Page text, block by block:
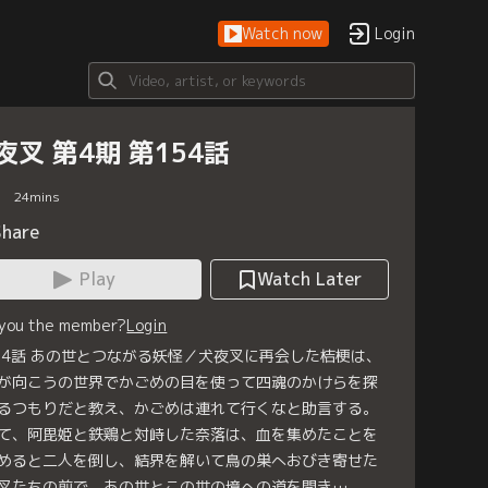
Watch now Login
叉 第4期 第154話
24mins
Play
Watch Later
the member?Login
話 あの世とつながる妖怪／犬夜叉に再会した桔梗は、
向こうの世界でかごめの目を使って四魂のかけらを探
つもりだと教え、かごめは連れて行くなと助言する。
、阿毘姫と鉄鶏と対峙した奈落は、血を集めたことを
ると二人を倒し、結界を解いて鳥の巣へおびき寄せた